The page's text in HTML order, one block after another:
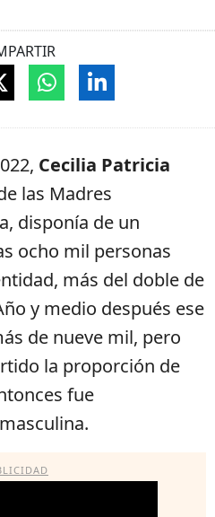
Cecilia Patricia
las Madres
disponía de un
ocho mil personas
más del doble de
y medio después ese
de nueve mil, pero
la proporción de
fue